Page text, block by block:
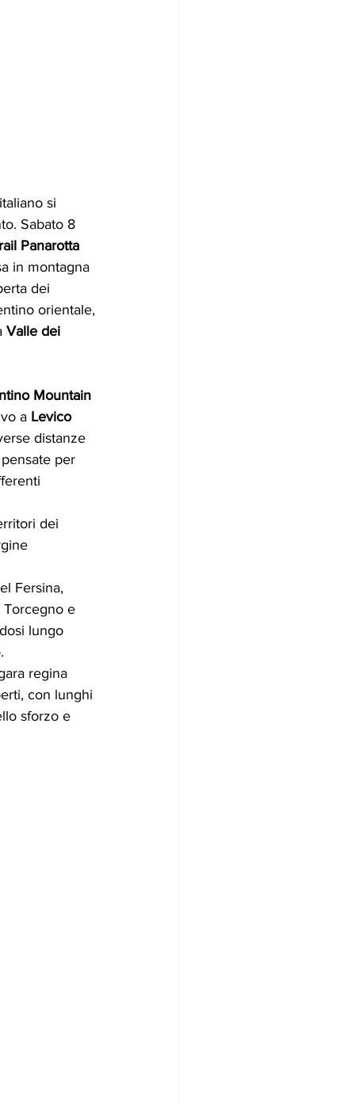
si
Sabato 8
Panarotta
in montagna
dei
orientale,
Valle dei
Mountain
a Levico
distanze
per
dei
Fersina,
Torcegno e
lungo
regina
con lunghi
sforzo e